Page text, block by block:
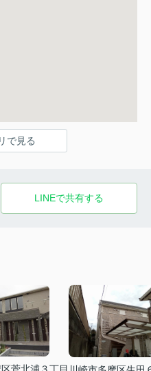
で見る
LINEで共有する
菅北浦３丁目